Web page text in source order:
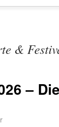
&
–